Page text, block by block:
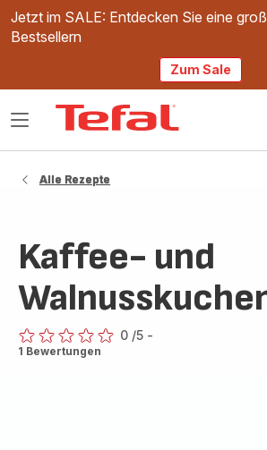
Jetzt im SALE: Entdecken Sie eine
Bestsellern
Zum Sale
Das
Alle Rezepte
Kaffee- und
ratings.0
0 /5 -
1 Bewertungen